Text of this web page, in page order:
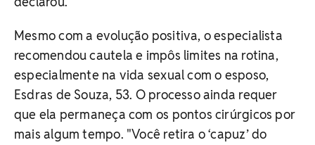
Mesmo com a evolução positiva, o especialista
recomendou cautela e impôs limites na rotina,
especialmente na vida sexual com o esposo,
Esdras de Souza, 53. O processo ainda requer
que ela permaneça com os pontos cirúrgicos por
mais algum tempo. "Você retira o ‘capuz’ do